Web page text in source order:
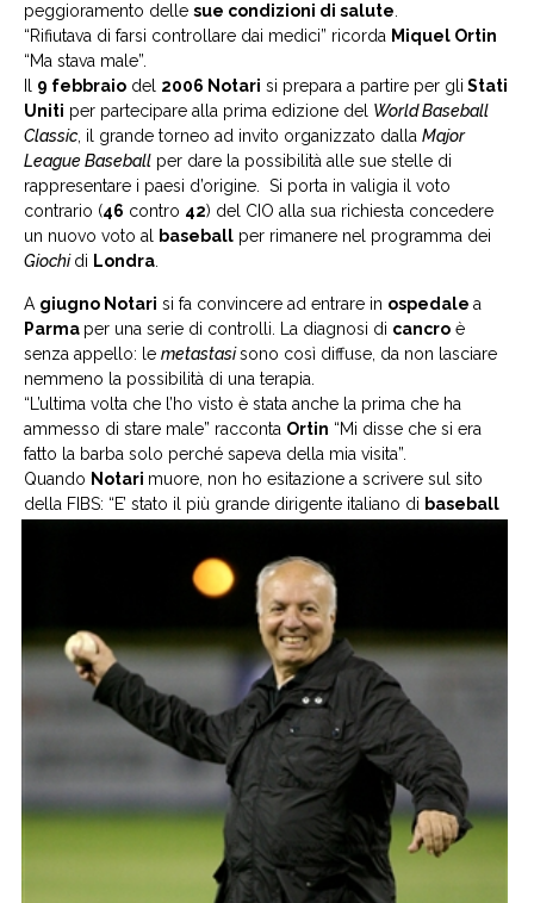
peggioramento delle sue condizioni di salute.
“Rifiutava di farsi controllare dai medici” ricorda Miquel Ortin
“Ma stava male”.
Il 9 febbraio del 2006 Notari si prepara a partire per gli Stati
Uniti per partecipare alla prima edizione del World Baseball
Classic, il grande torneo ad invito organizzato dalla Major
League Baseball per dare la possibilità alle sue stelle di
rappresentare i paesi d’origine. Si porta in valigia il voto
contrario (46 contro 42) del CIO alla sua richiesta concedere
un nuovo voto al baseball per rimanere nel programma dei
Giochidi Londra.
A giugno Notari si fa convincere ad entrare in ospedale a
Parma per una serie di controlli. La diagnosi di cancro è
senza appello: le metastasisono così diffuse, da non lasciare
nemmeno la possibilità di una terapia.
“L’ultima volta che l’ho visto è stata anche la prima che ha
ammesso di stare male” racconta Ortin “Mi disse che si era
fatto la barba solo perché sapeva della mia visita”.
Quando Notari muore, non ho esitazione a scrivere sul sito
della FIBS: “E’ stato il più grande dirigente italiano di baseball